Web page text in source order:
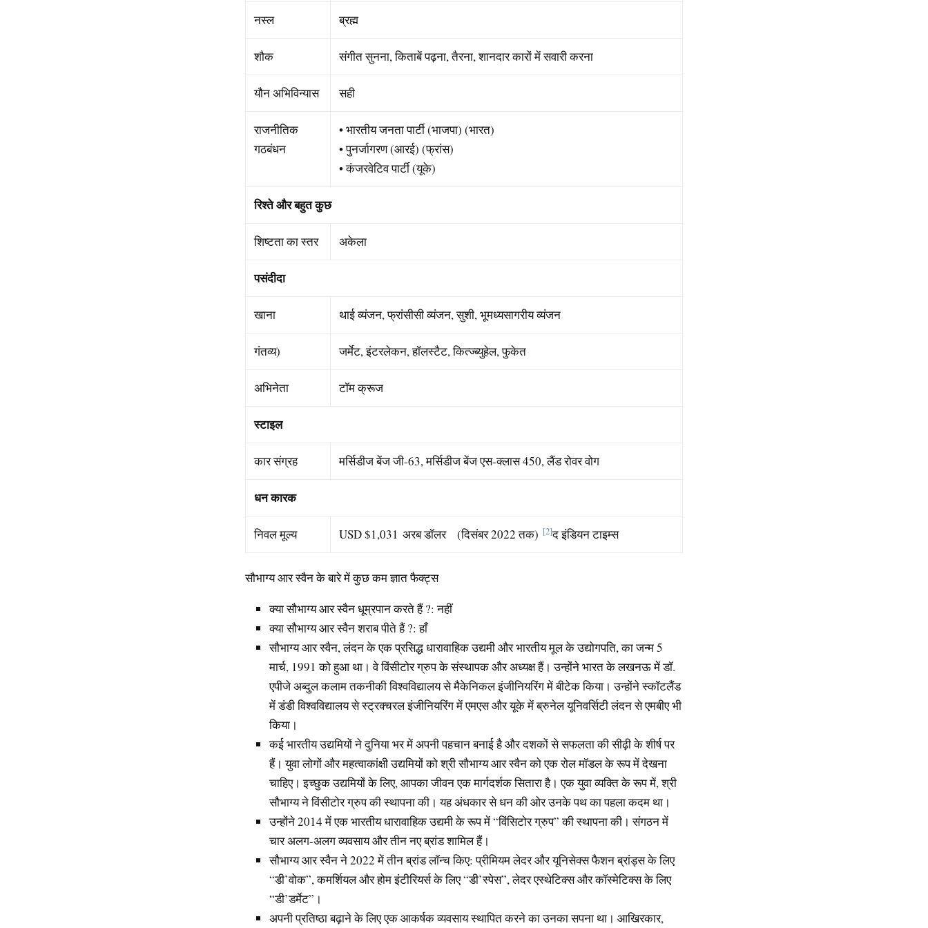
नस्ल ब्रह्म
शौक संगीत सुनना, किताबें पढ़ना, तैरना, शानदार कारों में सवारी करना
यौन अभिविन्यास सही
राजनीतिक
गठबंधन
• भारतीय जनता पार्टी (भाजपा) (भारत)
• पुनर्जागरण (आरई) (फ्रांस)
• कंजरवेटिव पार्टी (यूके)
रिश्तेऔरबहुतकुछ
शिष्टता का स्तर अकेला
पसंदीदा
खाना थाई व्यंजन, फ्रांसीसी व्यंजन, सुशी, भूमध्यसागरीय व्यंजन
गंतव्य) जर्मेट, इंटरलेकन, हॉलस्टैट, कित्ज्ब्युहेल, फुकेत
अभिनेता टॉम क्रूज
स्टाइल
कार संग्रह मर्सिडीज बेंज जी-63, मर्सिडीज बेंज एस-क्लास 450, लैंड रोवर वोग
धनकारक
निवल मूल्य USD $1,031 अरब डॉलर (दिसंबर 2022 तक) [2]द इंडियन टाइम्स
सौभाग्य आर स्वैन के बारे में कुछ कम ज्ञात फैक्ट्स
क्या सौभाग्य आर स्वैन धूम्रपान करते हैं ?: नहीं
क्या सौभाग्य आर स्वैन शराब पीते हैं ?: हाँ
सौभाग्य आर स्वैन, लंदन के एक प्रसिद्ध धारावाहिक उद्यमी और भारतीय मूल के उद्योगपति, का जन्म 5
मार्च, 1991 को हुआ था। वे विंसीटोर ग्रुप के संस्थापक और अध्यक्ष हैं। उन्होंने भारत के लखनऊ में डॉ.
एपीजे अब्दुल कलाम तकनीकी विश्वविद्यालय से मैकेनिकल इंजीनियरिंग में बीटेक किया। उन्होंने स्कॉटलैंड
में डंडी विश्वविद्यालय से स्ट्रक्चरल इंजीनियरिंग में एमएस और यूके में ब्रुनेल यूनिवर्सिटी लंदन से एमबीए भी
किया।
कई भारतीय उद्यमियों ने दुनिया भर में अपनी पहचान बनाई है और दशकों से सफलता की सीढ़ी के शीर्ष पर
हैं। युवा लोगों और महत्वाकांक्षी उद्यमियों को श्री सौभाग्य आर स्वैन को एक रोल मॉडल के रूप में देखना
चाहिए। इच्छुक उद्यमियों के लिए, आपका जीवन एक मार्गदर्शक सितारा है। एक युवा व्यक्ति के रूप में, श्री
सौभाग्य ने विंसीटोर ग्रुप की स्थापना की। यह अंधकार से धन की ओर उनके पथ का पहला कदम था।
उन्होंने 2014 में एक भारतीय धारावाहिक उद्यमी के रूप में “विंसिटोर ग्रुप” की स्थापना की। संगठन में
चार अलग-अलग व्यवसाय और तीन नए ब्रांड शामिल हैं।
सौभाग्य आर स्वैन ने 2022 में तीन ब्रांड लॉन्च किए: प्रीमियम लेदर और यूनिसेक्स फैशन ब्रांड्स के लिए
“डी’वोक”, कमर्शियल और होम इंटीरियर्स के लिए “डी’स्पेस”, लेदर एस्थेटिक्स और कॉस्मेटिक्स के लिए
“डी’डर्मेट”।
अपनी प्रतिष्ठा बढ़ाने के लिए एक आकर्षक व्यवसाय स्थापित करने का उनका सपना था। आखिरकार,